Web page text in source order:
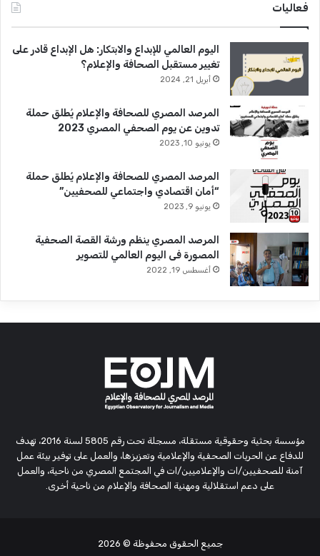
فعاليات
اليوم العالمي للإبداع والابتكار: هل الإبداع قادر على
تغيير مستقبل الصحافة والإعلام؟
أبريل 21, 2024
المرصد المصري للصحافة والإعلام يُطلق حملة
تدوين عن يوم الصحفي المصري 2023
يونيو 10, 2023
المرصد المصري للصحافة والإعلام يُطلق حملة
“أمان اقتصادي واجتماعي للصحفيين”
يونيو 9, 2023
المرصد المصري ينظم ورشة القصة الصحفية
المصورة فى اليوم العالمي للتصوير
أغسطس 19, 2022
مؤسسة بحثية وحقوقية مستقلة، مسجلة تحت رقم 5805 لسنة 2016، تهدف
للدفاع عن الحريات الصحفية والإعلامية وتعزيزها، والعمل على توفير بيئة عمل
آمنة للصحفيين/ات والإعلاميين/ات في المجتمع المصري من ناحية، والعمل
على دعم استقلالية ومهنية الصحافة والإعلام من ناحية أخرى.
جميع الحقوق محفوظة © 2026